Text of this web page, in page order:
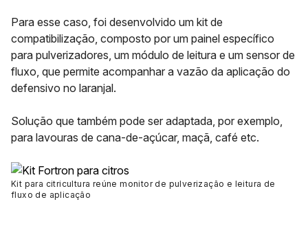
Para esse caso, foi desenvolvido um kit de
compatibilização, composto por um painel específico
para pulverizadores, um módulo de leitura e um sensor de
fluxo, que permite acompanhar a vazão da aplicação do
defensivo no laranjal.
Solução que também pode ser adaptada, por exemplo,
para lavouras de cana-de-açúcar, maçã, café etc.
Kit para citricultura reúne monitor de pulverização e leitura de
fluxo de aplicação